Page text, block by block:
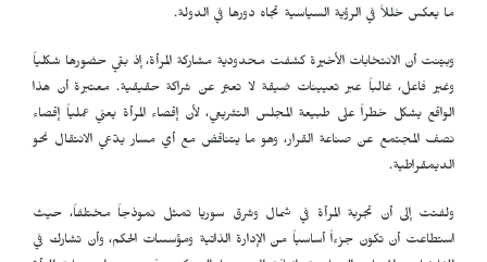
ما يعكس خللاً في الرؤية السياسية تجاه دورها في الدولة.
وبيّنت أن الانتخابات الأخيرة كشفت محدودية مشاركة المرأة، إذ بقي حضورها شكلياً
وغير فاعل، غالباً عبر تعيينات ضيقة لا تعبّر عن شراكة حقيقية. معتبرة أن هذا
الواقع يشكل خطراً على طبيعة المجلس التشريعي، لأن إقصاء المرأة يعني عملياً إقصاء
نصف المجتمع عن صناعة القرار، وهو ما يتناقض مع أي مسار يدّعي الانتقال نحو
الديمقراطية.
ولفتت إلى أن تجربة المرأة في شمال وشرق سوريا تمثل نموذجاً مختلفاً، حيث
استطاعت أن تكون جزءاً أساسياً من الإدارة الذاتية ومؤسسات الحكم، وأن تشارك في